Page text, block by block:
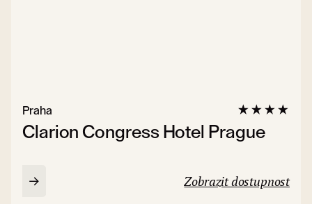
Clarion Congress Hotel Prague
Praha
Zobrazit dostupnost